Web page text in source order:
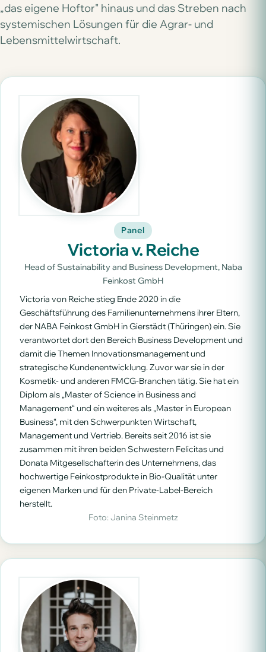
„das eigene Hoftor" hinaus und das Streben nach
systemischen Lösungen für die Agrar- und
Lebensmittelwirtschaft.
Panel
Victoria v. Reiche
Head of Sustainability and Business Development, Naba
Feinkost GmbH
Victoria von Reiche stieg Ende 2020 in die
Geschäftsführung des Familienunternehmens ihrer Eltern,
der NABA Feinkost GmbH in Gierstädt (Thüringen) ein. Sie
verantwortet dort den Bereich Business Development und
damit die Themen Innovationsmanagement und
strategische Kundenentwicklung. Zuvor war sie in der
Kosmetik- und anderen FMCG-Branchen tätig. Sie hat ein
Diplom als „Master of Science in Business and
Management“ und ein weiteres als „Master in European
Business“, mit den Schwerpunkten Wirtschaft,
Management und Vertrieb. Bereits seit 2016 ist sie
zusammen mit ihren beiden Schwestern Felicitas und
Donata Mitgesellschafterin des Unternehmens, das
hochwertige Feinkostprodukte in Bio-Qualität unter
eigenen Marken und für den Private-Label-Bereich
herstellt.
Foto: Janina Steinmetz